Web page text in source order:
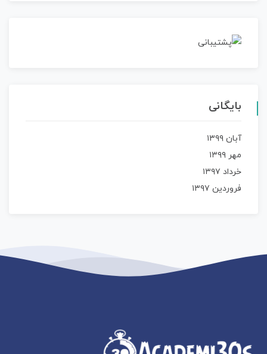
بایگانی
آبان ۱۳۹۹
مهر ۱۳۹۹
خرداد ۱۳۹۷
فروردین ۱۳۹۷